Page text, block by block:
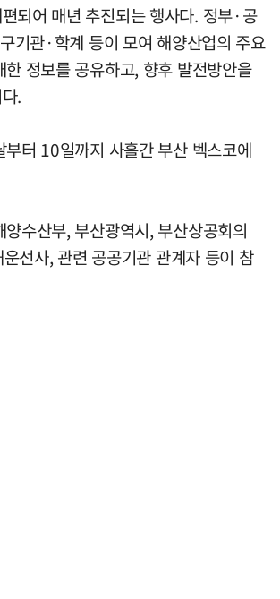
되어 매년 추진되는 행사다. 정부·공
기관·학계 등이 모여 해양산업의 주요
한 정보를 공유하고, 향후 발전방안을
.
부터 10일까지 사흘간 부산 벡스코에
수산부, 부산광역시, 부산상공회의
선사, 관련 공공기관 관계자 등이 참